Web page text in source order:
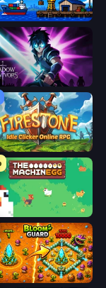
Tycoon
Survivors
Firestone – Idle Clicker Online RPG
MachinEGG